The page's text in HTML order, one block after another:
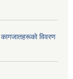
विवरण